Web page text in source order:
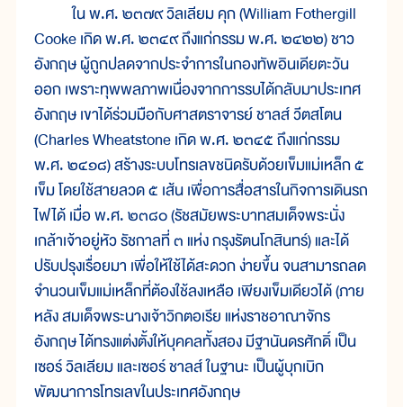
ใน พ.ศ. ๒๓๗๙ วิลเลียม คุก (William Fothergill
Cooke เกิด พ.ศ. ๒๓๔๙ ถึงแก่กรรม พ.ศ. ๒๔๒๒) ชาว
อังกฤษ ผู้ถูกปลดจากประจำการในกองทัพอินเดียตะวัน
ออก เพราะทุพพลภาพเนื่องจากการรบได้กลับมาประเทศ
อังกฤษ เขาได้ร่วมมือกับศาสตราจารย์ ชาลส์ วีตสโตน
(Charles Wheatstone เกิด พ.ศ. ๒๓๔๕ ถึงแก่กรรม
พ.ศ. ๒๔๑๘) สร้างระบบโทรเลขชนิดรับด้วยเข็มแม่เหล็ก ๕
เข็ม โดยใช้สายลวด ๕ เส้น เพื่อการสื่อสารในกิจการเดินรถ
ไฟได้ เมื่อ พ.ศ. ๒๓๘๐ (รัชสมัยพระบาทสมเด็จพระนั่ง
เกล้าเจ้าอยู่หัว รัชกาลที่ ๓ แห่ง กรุงรัตนโกสินทร์) และได้
ปรับปรุงเรื่อยมา เพื่อให้ใช้ได้สะดวก ง่ายขึ้น จนสามารถลด
จำนวนเข็มแม่เหล็กที่ต้องใช้ลงเหลือ เพียงเข็มเดียวได้ (ภาย
หลัง สมเด็จพระนางเจ้าวิกตอเรีย แห่งราชอาณาจักร
อังกฤษ ได้ทรงแต่งตั้งให้บุคคลทั้งสอง มีฐานันดรศักดิ์ เป็น
เซอร์ วิลเลียม และเซอร์ ชาลส์ ในฐานะ เป็นผู้บุกเบิก
พัฒนาการโทรเลขในประเทศอังกฤษ